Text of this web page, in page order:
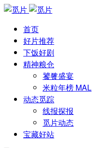
首页
好片推荐
下饭好剧
精神粮仓
饕餮盛宴
米粒年榜 MAL
动态觅踪
线报探报
觅片动态
宝藏好站